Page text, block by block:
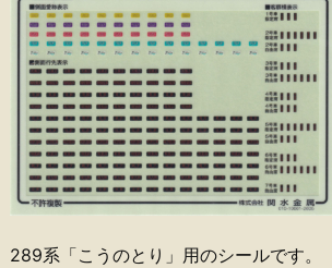
289系「こうのとり」用のシールです。